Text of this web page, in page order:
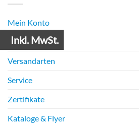
Inkl. MwSt.
Mein Konto
Zahlungsarten
Versandarten
Service
Zertifikate
Kataloge & Flyer